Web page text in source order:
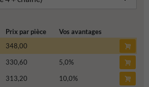
Prix par pièce
Vos avantages
348,00
330,60 5,0%
313,20 10,0%